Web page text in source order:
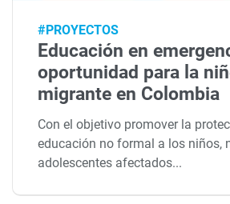
#PROYECTOS
Educación en
oportunidad para la
migrante en Colombia
Con el objetivo promover la
educación no formal a los niños,
adolescentes afectados...